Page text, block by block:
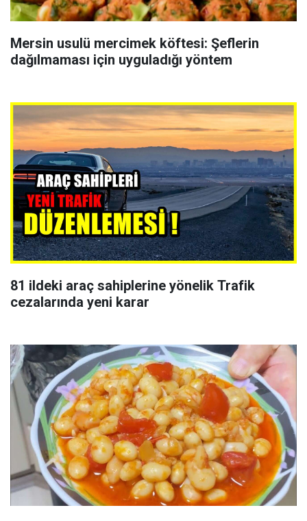
Mersin usulü mercimek köftesi: Şeflerin
dağılmaması için uyguladığı yöntem
81 ildeki araç sahiplerine yönelik Trafik
cezalarında yeni karar